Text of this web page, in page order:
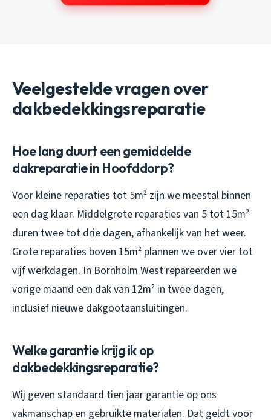
Veelgestelde vragen over
dakbedekkingsreparatie
Hoe lang duurt een gemiddelde
dakreparatie in Hoofddorp?
Voor kleine reparaties tot 5m² zijn we meestal binnen
een dag klaar. Middelgrote reparaties van 5 tot 15m²
duren twee tot drie dagen, afhankelijk van het weer.
Grote reparaties boven 15m² plannen we over vier tot
vijf werkdagen. In Bornholm West repareerden we
vorige maand een dak van 12m² in twee dagen,
inclusief nieuwe dakgootaansluitingen.
Welke garantie krijg ik op
dakbedekkingsreparatie?
Wij geven standaard tien jaar garantie op ons
vakmanschap en gebruikte materialen. Dat geldt voor